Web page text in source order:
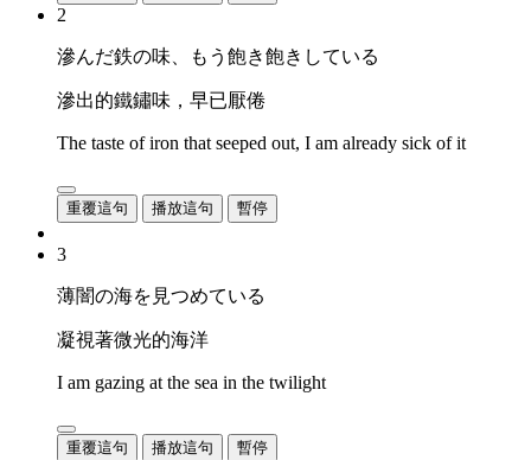
2
滲んだ鉄の味、もう飽き飽きしている
滲出的鐵鏽味，早已厭倦
The taste of iron that seeped out, I am already sick of it
重覆這句 播放這句 暫停
3
薄闇の海を見つめている
凝視著微光的海洋
I am gazing at the sea in the twilight
重覆這句 播放這句 暫停